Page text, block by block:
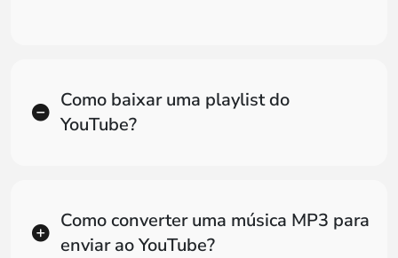
Como baixar uma playlist do
YouTube?
Como converter uma música MP3 para
enviar ao YouTube?